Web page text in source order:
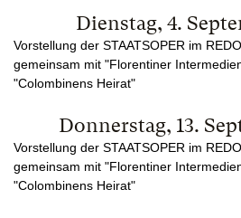
Dienstag, 4.
Vorstellung der STAATSOPER im
gemeinsam mit "Florentiner
"Colombinens Heirat"
Donnerstag, 13.
Vorstellung der STAATSOPER im
gemeinsam mit "Florentiner
"Colombinens Heirat"